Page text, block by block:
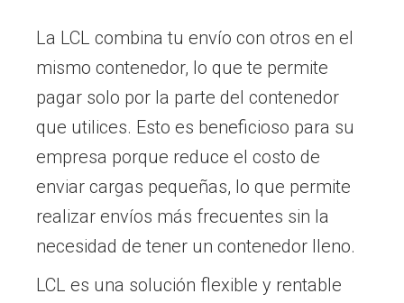
La LCL combina tu envío con otros en el
mismo contenedor, lo que te permite
pagar solo por la parte del contenedor
que utilices. Esto es beneficioso para su
empresa porque reduce el costo de
enviar cargas pequeñas, lo que permite
realizar envíos más frecuentes sin la
necesidad de tener un contenedor lleno.
LCL es una solución flexible y rentable